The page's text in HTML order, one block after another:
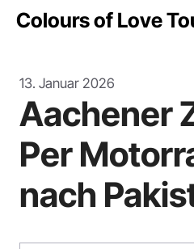
Zum
InhaltColours of Love
Aachener
Per
nach
13. Januar 2026